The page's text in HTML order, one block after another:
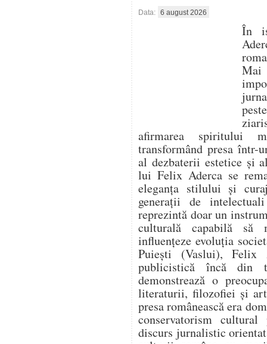
Data: 6 august 2026
În
Mai
afirmarea spiritului
transformând presa
al dezbaterii estetice și
lui Felix Aderca se
eleganța stilului și
generații de
reprezintă doar un
culturală capabilă să
influențeze evoluția
Puiești (Vaslui), Felix
publicistică încă din
demonstrează o
literaturii, filozofiei și
presa românească era
conservatorism
discurs jurnalistic